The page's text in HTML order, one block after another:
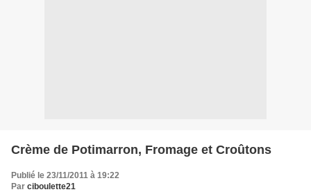
Crème de Potimarron, Fromage et Croûtons
Publié le 23/11/2011 à 19:22
Par ciboulette21